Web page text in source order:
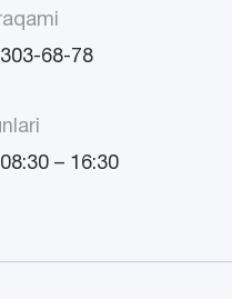
68-78
– 16:30